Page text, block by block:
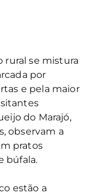
rural se mistura
por
e pela maior
do Marajó,
observam a
pratos
búfala.
estão a